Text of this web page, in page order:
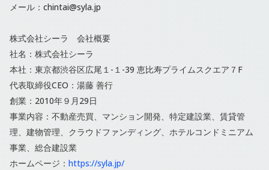
メール：chintai@syla.jp
株式会社シーラ 会社概要
社名：株式会社シーラ
本社：東京都渋⾕区広尾１-１-39 恵⽐寿プライムスクエア７F
代表取締役CEO：湯藤 善⾏
創業：2010年９月29日
事業内容：不動産売買、マンション開発、特定建設業、賃貸管
理、建物管理、クラウドファンディング、ホテルコンドミニアム
事業、総合建設業
ホームページ： https://syla.jp/